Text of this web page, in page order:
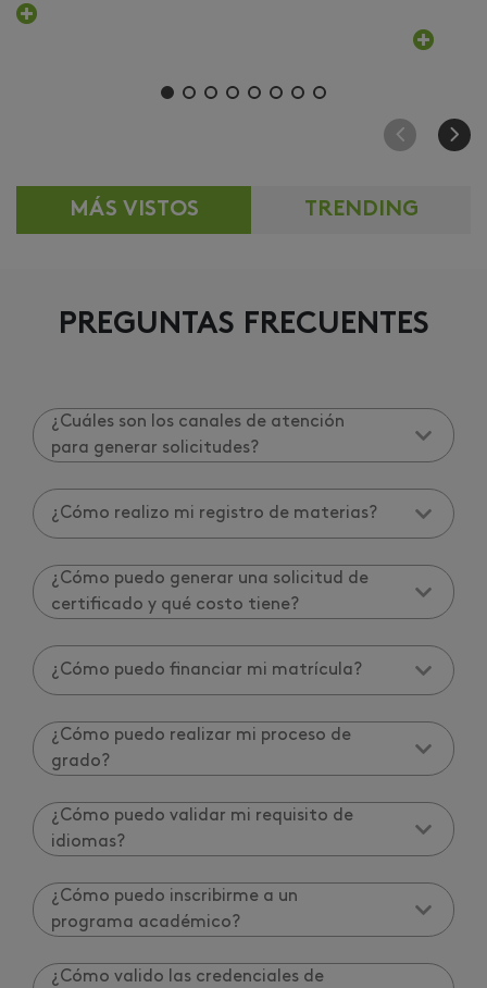
MÁS VISTOS TRENDING
PREGUNTAS FRECUENTES
¿Cuáles son los canales de atención
para generar solicitudes?
¿Cómo realizo mi registro de materias?
¿Cómo puedo generar una solicitud de
certificado y qué costo tiene?
¿Cómo puedo financiar mi matrícula?
¿Cómo puedo realizar mi proceso de
grado?
¿Cómo puedo validar mi requisito de
idiomas?
¿Cómo puedo inscribirme a un
programa académico?
¿Cómo valido las credenciales de